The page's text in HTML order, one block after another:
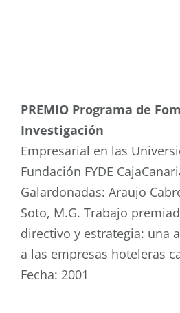
PREMIO Programa de
Investigación
Empresarial en las
Fundación FYDE
Galardonadas: Araujo
Soto, M.G. Trabajo
directivo y estrategia: una
a las empresas hoteleras
Fecha: 2001